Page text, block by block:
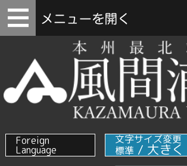
Foreign
Language
文字サイズ変更
標準 / 大きく